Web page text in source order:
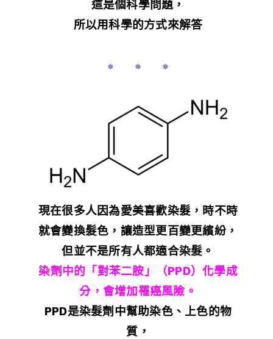
這是個科學問題，
所以用科學的方式來解答
✵ ✵ ✵
現在很多人因為愛美喜歡染髮，時不時
就會變換髮色，讓造型更百變更繽紛，
但並不是所有人都適合染髮。
染劑中的「對苯二胺」（PPD）化學成
分， 會增加罹癌風險。
PPD是染髮劑中幫助染色、上色的物
質，